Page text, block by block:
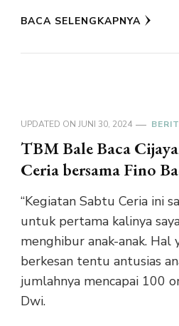
BACA SELENGKAPNYA
UPDATED ON JUNI 30, 2024
TBM Bale Baca
Ceria bersama Fino
“Kegiatan Sabtu Ceria ini
untuk pertama kalinya
menghibur anak-anak. Hal
berkesan tentu antusias
jumlahnya mencapai 100
Dwi.